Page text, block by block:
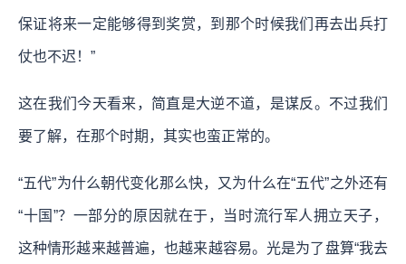
保证将来一定能够得到奖赏，到那个时候我们再去出兵打
仗也不迟！”
这在我们今天看来，简直是大逆不道，是谋反。不过我们
要了解，在那个时期，其实也蛮正常的。
“五代”为什么朝代变化那么快，又为什么在“五代”之外还有
“十国”？一部分的原因就在于，当时流行军人拥立天子，
这种情形越来越普遍，也越来越容易。光是为了盘算“我去